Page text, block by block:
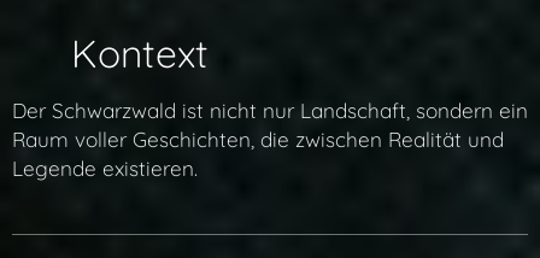
🌐 Kontext
Der Schwarzwald ist nicht nur Landschaft, sondern ein
Raum voller Geschichten, die zwischen Realität und
Legende existieren.